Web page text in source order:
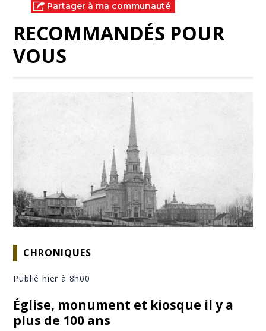
Partager à ma communauté
RECOMMANDÉS POUR
VOUS
CHRONIQUES
Publié hier à 8h00
Église, monument et kiosque il y a
plus de 100 ans